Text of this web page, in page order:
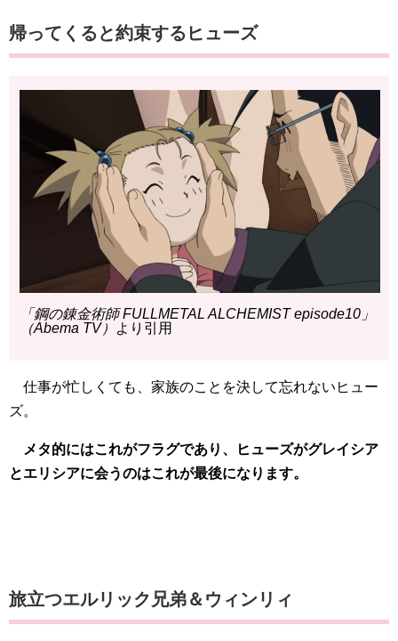
帰ってくると約束するヒューズ
「鋼の錬金術師 FULLMETAL ALCHEMIST episode10」
（Abema TV）
より引用
仕事が忙しくても、家族のことを決して忘れないヒュー
ズ。
メタ的にはこれがフラグであり、ヒューズがグレイシア
とエリシアに会うのはこれが最後になります。
旅立つエルリック兄弟＆ウィンリィ